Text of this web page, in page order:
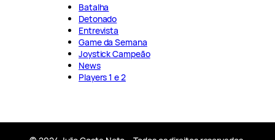
Batalha
Detonado
Entrevista
Game da Semana
Joystick Campeão
News
Players 1 e 2